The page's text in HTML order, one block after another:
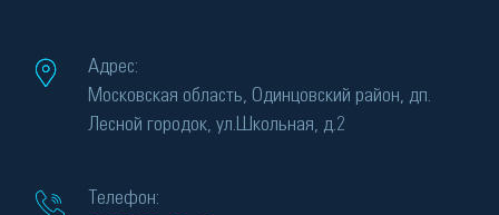
Адрес:
Московская область, Одинцовский район, дп.
Лесной городок, ул.Школьная, д.2
Телефон: